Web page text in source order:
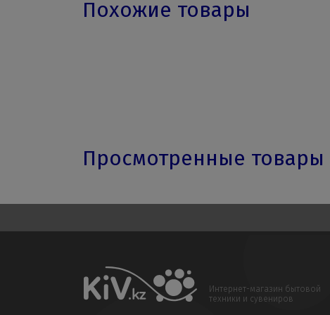
Похожие товары
Просмотренные товары
Интернет-магазин бытовой
техники и сувениров